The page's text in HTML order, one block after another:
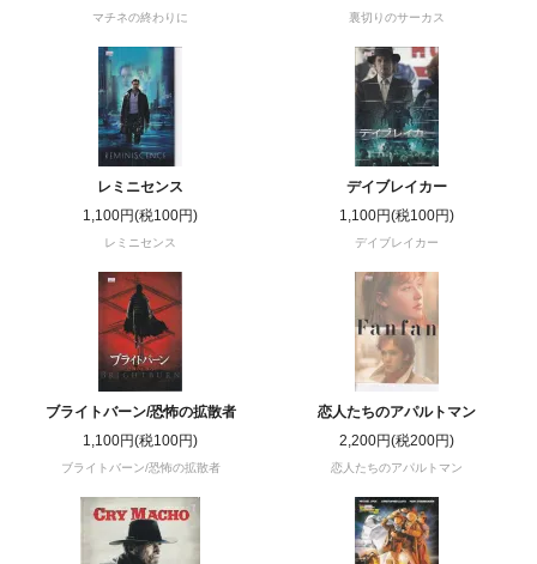
マチネの終わりに 裏切りのサーカス
レミニセンス
1,100円(税100円)
レミニセンス
デイブレイカー
1,100円(税100円)
デイブレイカー
ブライトバーン/恐怖の拡散者
1,100円(税100円)
ブライトバーン/恐怖の拡散者
恋人たちのアパルトマン
2,200円(税200円)
恋人たちのアパルトマン